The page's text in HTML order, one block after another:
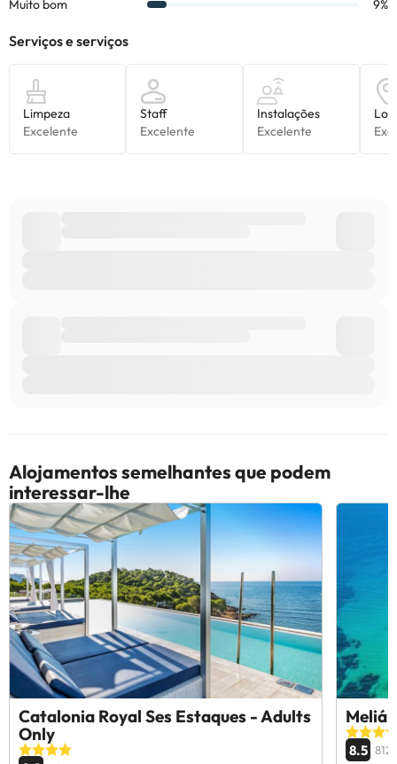
Alojamentos semelhantes que podem
interessar-lhe
Catalonia Royal Ses Estaques - Adults
Only
Meliá
8.5 812